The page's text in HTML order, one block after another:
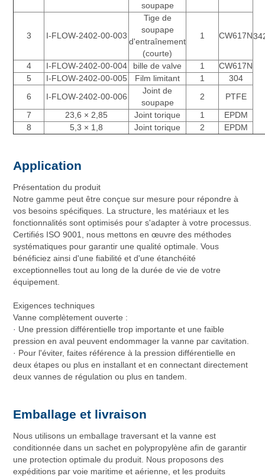
soupape
3 I-FLOW-2402-00-003
Tige de
soupape
d'entraînement
(courte)
1 CW617N
4 I-FLOW-2402-00-004 bille de valve 1
CW617N
5
I-FLOW-2402-00-005 Film limitant 1 304
6 I-FLOW-2402-00-006
Joint de
soupape
2 PTFE
7 23,6 × 2,85 Joint torique 1
EPDM
8
5,3 × 1,8 Joint torique 2 EPDM
Application
Présentation du produit
Notre gamme peut être conçue sur mesure pour répondre à
vos besoins spécifiques. La structure, les matériaux et les
fonctionnalités sont optimisés pour s'adapter à votre processus.
Certifiés ISO 9001, nous mettons en œuvre des méthodes
systématiques pour garantir une qualité optimale. Vous
bénéficiez ainsi d'une fiabilité et d'une étanchéité
exceptionnelles tout au long de la durée de vie de votre
équipement.
Exigences techniques
Vanne complètement ouverte :
· Une pression différentielle trop importante et une faible
pression en aval peuvent endommager la vanne par cavitation.
· Pour l'éviter, faites référence à la pression différentielle en
deux étapes ou plus en installant et en connectant directement
deux vannes de régulation ou plus en tandem.
Emballage et livraison
Nous utilisons un emballage traversant et la vanne est
conditionnée dans un sachet en polypropylène afin de garantir
une protection optimale du produit. Nous proposons des
expéditions par voie maritime et aérienne, et les produits